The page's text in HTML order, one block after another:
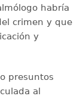
habría
crimen y que
y
presuntos
al